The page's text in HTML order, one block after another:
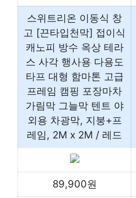
스위트리온 이동식 창
고 [끈타입천막] 접이식
캐노피 방수 옥상 테라
스 사각 행사용 다용도
타프 대형 함마톤 고급
프레임 캠핑 포장마차
가림막 그늘막 텐트 야
외용 차광막, 지붕+프
레임, 2M x 2M / 레드
89,900원